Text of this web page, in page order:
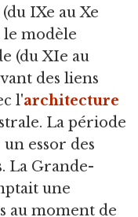
IXe au Xe
le modèle
(du XIe au
des liens
l'architecture
La période
essor des
La Grande-
une
au moment de